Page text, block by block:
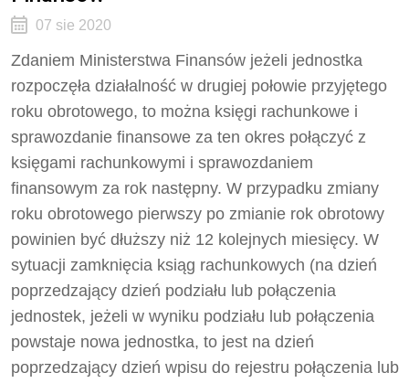
07 sie 2020
Zdaniem Ministerstwa Finansów jeżeli jednostka
rozpoczęła działalność w drugiej połowie przyjętego
roku obrotowego, to można księgi rachunkowe i
sprawozdanie finansowe za ten okres połączyć z
księgami rachunkowymi i sprawozdaniem
finansowym za rok następny. W przypadku zmiany
roku obrotowego pierwszy po zmianie rok obrotowy
powinien być dłuższy niż 12 kolejnych miesięcy. W
sytuacji zamknięcia ksiąg rachunkowych (na dzień
poprzedzający dzień podziału lub połączenia
jednostek, jeżeli w wyniku podziału lub połączenia
powstaje nowa jednostka, to jest na dzień
poprzedzający dzień wpisu do rejestru połączenia lub